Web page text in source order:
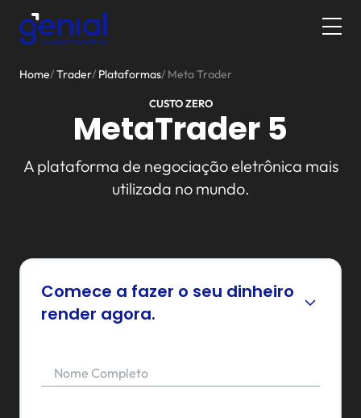
Home/Trader/ Plataformas/ Meta Trader
CUSTO ZERO
MetaTrader 5
A plataforma de negociação eletrônica mais
utilizada no mundo.
Comece a fazer o seu dinheiro
render agora.
Nome Completo